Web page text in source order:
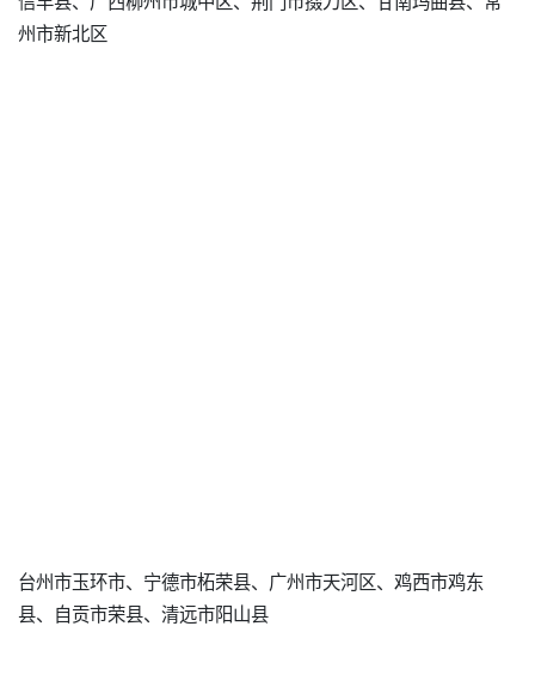
州市新北区
台州市玉环市、宁德市柘荣县、广州市天河区、鸡西市鸡东
县、自贡市荣县、清远市阳山县